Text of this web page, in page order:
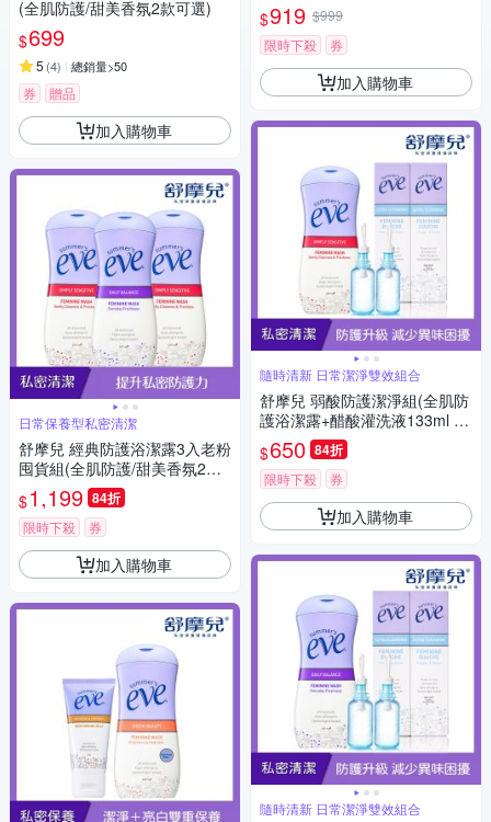
(全肌防護/甜美香氛2款可選)
$699
5 (4) 總銷量>50
券 贈品
加入購物車
日常保養型私密清潔
舒摩兒 經典防護浴潔露3入老粉
囤貨組(全肌防護/甜美香氛2款
可選)
$1,199 84折
限時下殺 券
加入購物車
$919 $999
限時下殺
券
加入購物車
隨時清新 日常潔淨雙效組合
舒摩兒 弱酸防護潔淨組(全肌防
護浴潔露+醋酸灌洗液133ml x2
入)
$650 84折
限時下殺 券
加入購物車
隨時清新 日常潔淨雙效組合